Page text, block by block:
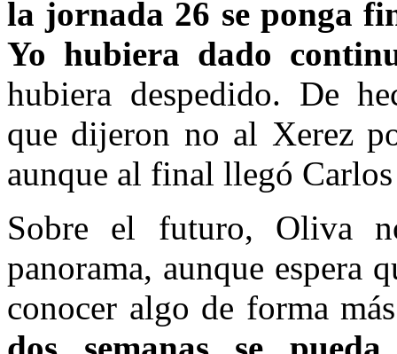
la jornada 26 se ponga
Yo hubiera dado
hubiera despedido. De
que dijeron no al Xerez
aunque al final llegó
Sobre el futuro, Oliva
panorama, aunque espera
conocer algo de forma